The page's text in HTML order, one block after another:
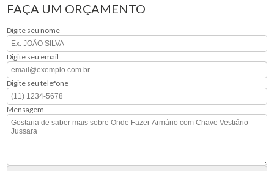
FAÇA UM ORÇAMENTO
Digite seu nome
Digite seu email
Digite seu telefone
Mensagem